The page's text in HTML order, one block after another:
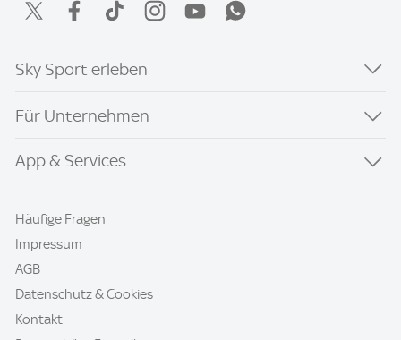
Sky Sport erleben
Für Unternehmen
App & Services
Häufige Fragen
Impressum
AGB
Datenschutz & Cookies
Kontakt